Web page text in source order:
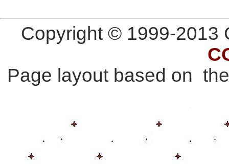
Copyright © 1999-
Page layout based on